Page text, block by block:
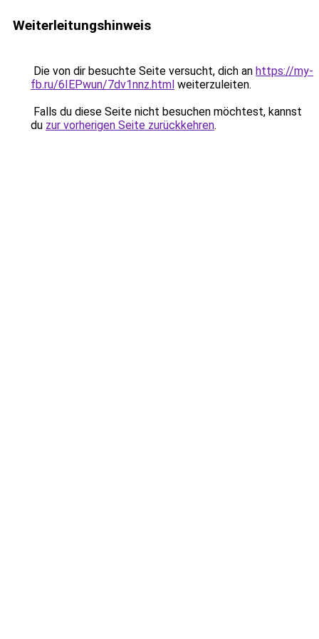
Weiterleitungshinweis
Die von dir besuchte Seite versucht, dich an https://my-
fb.ru/6IEPwun/7dv1nnz.html weiterzuleiten.
Falls du diese Seite nicht besuchen möchtest, kannst
du zur vorherigen Seite zurückkehren.